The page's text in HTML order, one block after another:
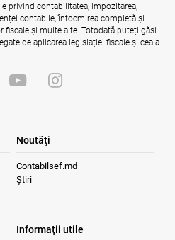
a candidaților
privind contabilitatea, impozitarea,
contabile, întocmirea completă și
fiscale și multe alte. Totodată puteți găsi
de aplicarea legislației fiscale și cea a
Noutăţi
Contabilsef.md
Știri
Informaţii utile